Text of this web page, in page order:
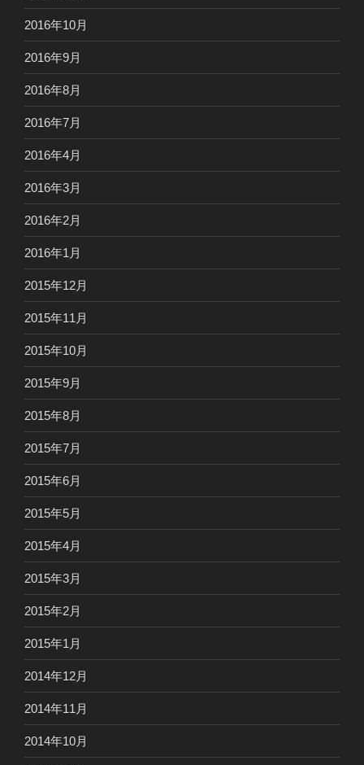
2016年10月
2016年9月
2016年8月
2016年7月
2016年4月
2016年3月
2016年2月
2016年1月
2015年12月
2015年11月
2015年10月
2015年9月
2015年8月
2015年7月
2015年6月
2015年5月
2015年4月
2015年3月
2015年2月
2015年1月
2014年12月
2014年11月
2014年10月